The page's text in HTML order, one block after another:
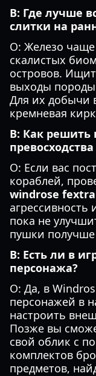
В: Где лучше
слитки на
О: Железо чаще
скалистых
островов.
выходы
Для их добычи
кремневая
В: Как решить
О: Если вас
кораблей,
windrose
агрессивность
пока не
пушки получше
В: Есть ли в
персонажа?
О: Да, в
персонажей в
настроить
Позже вы
свой облик с
комплектов
предметов,